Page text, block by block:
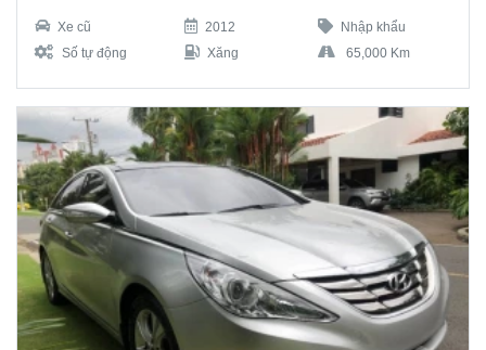
Xe cũ 2012
Nhập khẩu
Số tự động
Xăng 65,000 Km